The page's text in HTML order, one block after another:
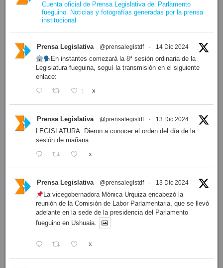
Cuenta oficial de Prensa Legislativa del Parlamento
fueguino. Noticias y fotografías generadas por la prensa
institucional.
Prensa Legislativa @prensalegistdf · 14 Dic 2024
En instantes comezará la 8ª sesión ordinaria de la
Legislatura fueguina, seguí la transmisión en el siguiente
enlace:
1 X
Prensa Legislativa @prensalegistdf · 13 Dic 2024
LEGISLATURA: Dieron a conocer el orden del día de la
sesión de mañana
X
Prensa Legislativa @prensalegistdf · 13 Dic 2024
La vicegobernadora Mónica Urquiza encabezó la
reunión de la Comisión de Labor Parlamentaria, que se llevó
adelante en la sede de la presidencia del Parlamento
fueguino en Ushuaia.
X